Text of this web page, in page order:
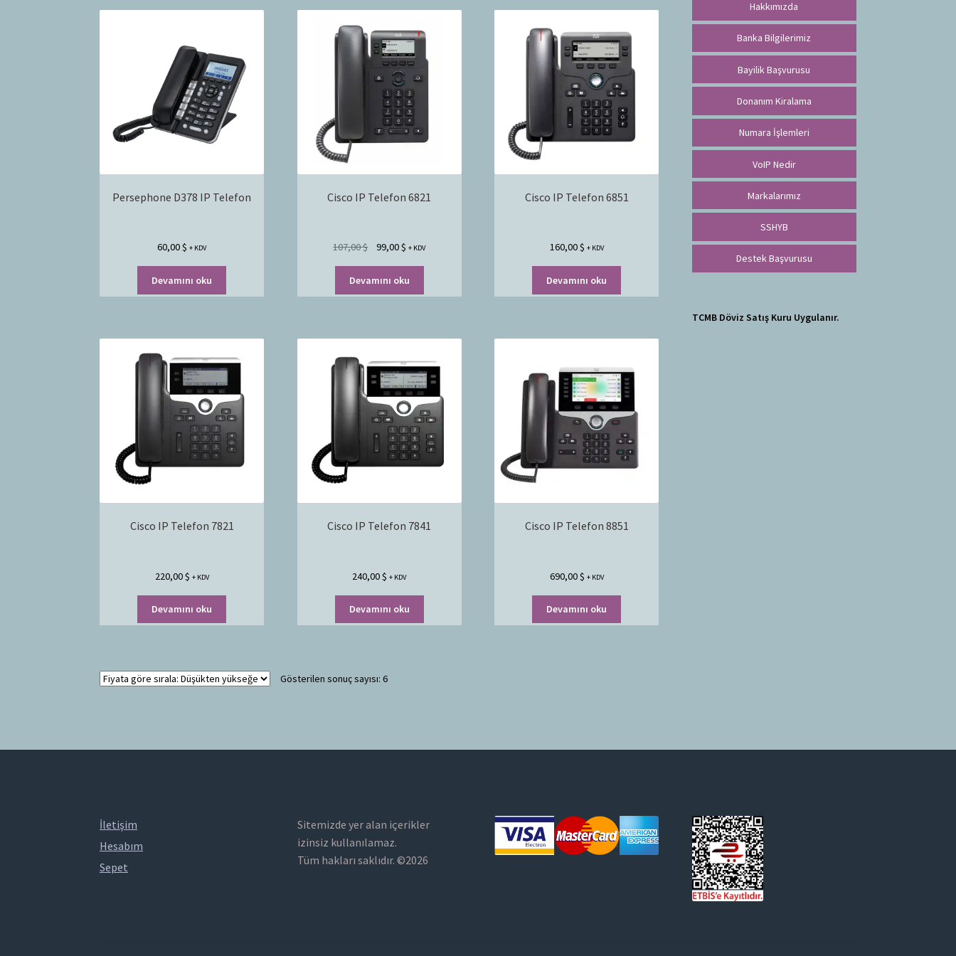
Persephone D378 IP Telefon
60,00$ + KDV
Devamını oku
Cisco IP Telefon 6821
107,00$ 99,00$ + KDV
Devamını oku
Cisco IP Telefon 6851
160,00$ + KDV
Devamını oku
Cisco IP Telefon 7821
220,00$ + KDV
Devamını oku
Cisco IP Telefon 7841
240,00$ + KDV
Devamını oku
Cisco IP Telefon 8851
690,00$ + KDV
Devamını oku
Gösterilen sonuç sayısı: 6
Hakkımızda
Banka Bilgilerimiz
Bayilik Başvurusu
Donanım Kiralama
Numara İşlemleri
VoIP Nedir
Markalarımız
SSHYB
Destek Başvurusu
TCMB Döviz Satış Kuru Uygulanır.
İletişim
Hesabım
Sepet
Sitemizde yer alan içerikler
izinsiz kullanılamaz.
Tüm hakları saklıdır. ©2026